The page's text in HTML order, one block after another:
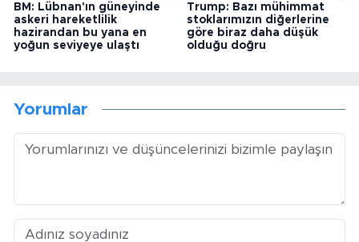
BM: Lübnan'ın güneyinde
askeri hareketlilik
hazirandan bu yana en
yoğun seviyeye ulaştı
Trump: Bazı mühimmat
stoklarımızın diğerlerine
göre biraz daha düşük
olduğu doğru
Yorumlar